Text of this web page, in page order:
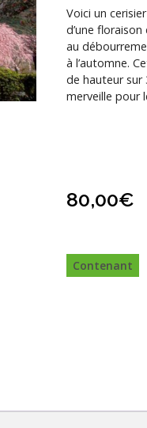
Voici un
d’une
au
à l’automne.
de hauteur sur
merveille pour
80,00€
Contenant